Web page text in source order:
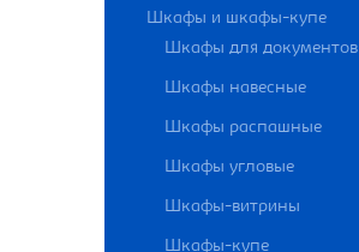
Шкафы и шкафы-купе
Шкафы для документов
Шкафы навесные
Шкафы распашные
Шкафы угловые
Шкафы-витрины
Шкафы-купе